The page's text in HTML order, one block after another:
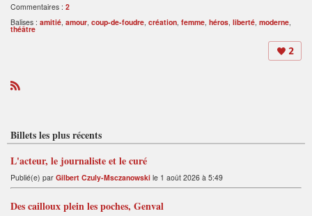
Commentaires : 2
Balises : amitié, amour, coup-de-foudre, création, femme, héros, liberté, moderne,
théâtre
2
R
Billets les plus récents
L'acteur, le journaliste et le curé
Publié(e) par Gilbert Czuly-Msczanowski le 1 août 2026 à 5:49
Des cailloux plein les poches, Genval